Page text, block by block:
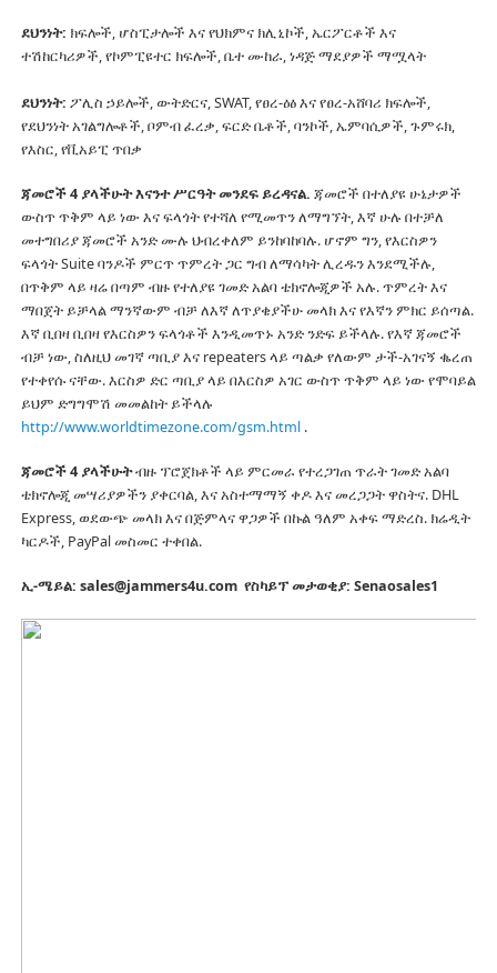
ደህንነት: ክፍሎች, ሆስፒታሎች እና የህክምና ክሊኒኮች, ኤርፖርቶች እና
ተሽከርካሪዎች, የኮምፒዩተር ክፍሎች, ቤተ ሙከራ, ነዳጅ ማደያዎች ማሟላት
ደህንነት: ፖሊስ ኃይሎች, ውትድርና, SWAT, የፀረ-ዕፅ እና የፀረ-አሸባሪ ክፍሎች,
የደህንነት አገልግሎቶች, ቦምብ ፈረቃ, ፍርድ ቤቶች, ባንኮች, ኤምባሲዎች, ጉምሩክ,
የእስር, የቪአይፒ ጥበቃ
ጃመሮች 4 ያላችሁት እናንተ ሥርዓት መንደፍ ይረዳናል. ጃመሮች በተለያዩ ሁኔታዎች
ውስጥ ጥቅም ላይ ነው እና ፍላጎት የተሻለ የሚመጥን ለማግኘት, እኛ ሁሉ በተቻለ
መተግበሪያ ጃመሮች አንድ ሙሉ ህብረቀለም ይንከባከባሉ. ሆኖም ግን, የእርስዎን
ፍላጎት Suite ባንዶች ምርጥ ጥምረት ጋር ግብ ለማሳካት ሊረዱን እንደሚችሉ,
በጥቅም ላይ ዛሬ በጣም ብዙ የተለያዩ ገመድ አልባ ቴክኖሎጂዎች አሉ.ጥምረት እና
ማበጀት ይቻላል ማንኛውም ብቻ ለእኛ ለጥያቄያችሁ መላክ እና የእኛን ምክር ይሰጣል.
እኛ ቢበዛ ቢበዛ የእርስዎን ፍላጎቶች እንዲመጥኑ አንድ ንድፍ ይችላሉ.የእኛ ጃመሮች
ብቻ ነው, ስለዚህ መገኛ ጣቢያ እና repeaters ላይ ጣልቃ የለውም ታች-አገናኝ ቈረጠ
የተቀየሱ ናቸው.እርስዎ ድር ጣቢያ ላይ በእርስዎ አገር ውስጥ ጥቅም ላይ ነው የሞባይል
ይህም ድግግሞሽ መመልከት ይችላሉ
http://www.worldtimezone.com/gsm.html.
ጃመሮች 4 ያላችሁትብዙ ፕሮጀክቶች ላይ ምርመራ የተረጋገጠ ጥራት ገመድ አልባ
ቴክኖሎጂ መሣሪያዎችን ያቀርባል, እና አስተማማኝ ቀዶ እና መረጋጋት ዋስትና. DHL
Express, ወደውጭ መላክ እና በጅምላና ዋጋዎች በኩል ዓለም አቀፍ ማድረስ. ክሬዲት
ካርዶች, PayPal መስመር ተቀበል.
ኢ-ሜይል: sales@jammers4u.com የስካይፕ መታወቂያ: Senaosales1